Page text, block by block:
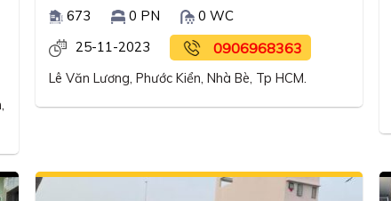
673 0 PN
0 WC
25-11-2023
0906968363
Lê Văn Lương, Phước Kiển, Nhà Bè, Tp HCM.